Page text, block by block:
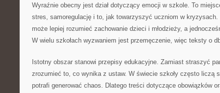
Wyraźnie obecny jest dział dotyczący emocji w szkole. To
stres, samoregulację i to, jak towarzyszyć uczniom w
może lepiej rozumieć zachowanie dzieci i młodzieży, a
W wielu szkołach wyzwaniem jest przemęczenie, więc teksty o
Istotny obszar stanowi przepisy edukacyjne. Zamiast straszyć
zrozumieć to, co wynika z ustaw. W świecie szkoły często liczą
potrafi generować chaos. Dlatego treści dotyczące obowiązków